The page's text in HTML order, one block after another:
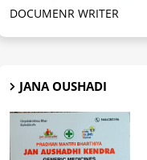
DOCUMENR WRITER
JANA OUSHADI